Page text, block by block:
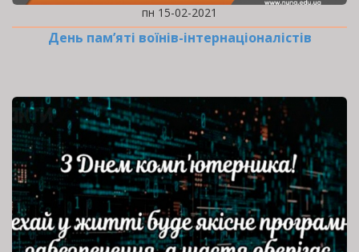
пн 15-02-2021
День пам’яті воїнів-інтернаціоналістів